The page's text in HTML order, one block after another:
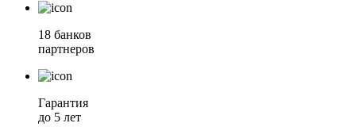
18 банков
партнеров
Гарантия
до 5 лет